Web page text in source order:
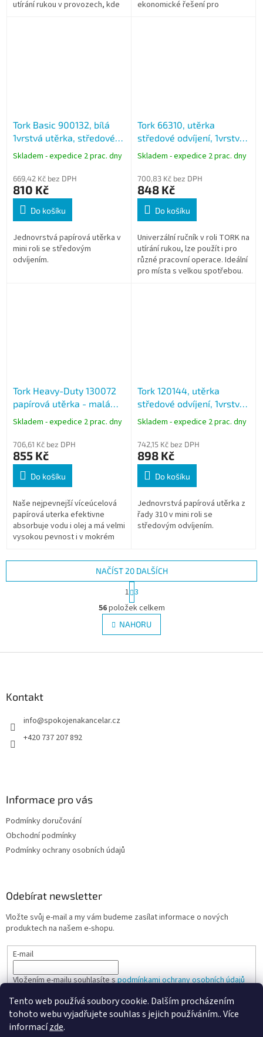
Tento web používá soubory cookie. Dalším procházením
tohoto webu vyjadřujete souhlas s jejich používáním.. Více
informacízde.
utírání rukou v provozech, kde
ekonomické řešení pro
Tork Basic 900132, bílá
1vrstvá utěrka, středové
odvíjení Mini, M1, karton
Skladem - expedice 2 prac. dny
669,42 Kč bez DPH
810 Kč
Do košíku
Jednovrstvá papírová utěrka v
mini roli se středovým
odvíjením.
Tork 66310, utěrka
středové odvíjení, 1vrstvá
bílá, návin 350m, M2,
karton 6 rolí
Skladem - expedice 2 prac. dny
700,83 Kč bez DPH
848 Kč
Do košíku
Univerzální ručník v roli TORK na
utírání rukou, lze použít i pro
různé pracovní operace. Ideální
pro místa s velkou spotřebou.
Tork Heavy-Duty 130072
papírová utěrka - malá
kombi role modrá, návin
170 m, balení 2 role
Skladem - expedice 2 prac. dny
706,61 Kč bez DPH
855 Kč
Do košíku
Naše nejpevnejší víceúcelová
papírová uterka efektivne
absorbuje vodu i olej a má velmi
vysokou pevnost i v mokrém
Tork 120144, utěrka
středové odvíjení, 1vrstvá
žlutá, návin 115m, M1,
karton 11 rolí
Skladem - expedice 2 prac. dny
742,15 Kč bez DPH
898 Kč
Do košíku
Jednovrstvá papírová utěrka z
řady 310 v mini roli se
středovým odvíjením.
O
v
l
á
NAČÍST 20 DALŠÍCH
t
r
á
n
k
v
1 3
56položek celkem
NAHORU
Kontakt
info@spokojenakancelar.cz
+420 737 207 892
Informace pro vás
Podmínky doručování
Obchodní podmínky
Podmínky ochrany osobních údajů
Odebírat newsletter
Vložte svůj e-mail a my vám budeme zasílat informace o nových
produktech na našem e-shopu.
E-mail
Vložením e-mailu souhlasíte spodmínkami ochrany osobních údajů
PŘIHLÁSIT SE